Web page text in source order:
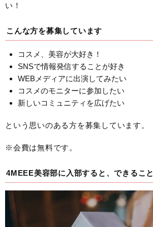
い！
こんな方を募集しています
コスメ、美容が大好き！
SNSで情報発信することが好き
WEBメディアに出演してみたい
コスメのモニターに参加したい
新しいコミュニティを広げたい
という思いのある方を募集しています。
※会費は無料です。
4MEEE美容部に入部すると、できること